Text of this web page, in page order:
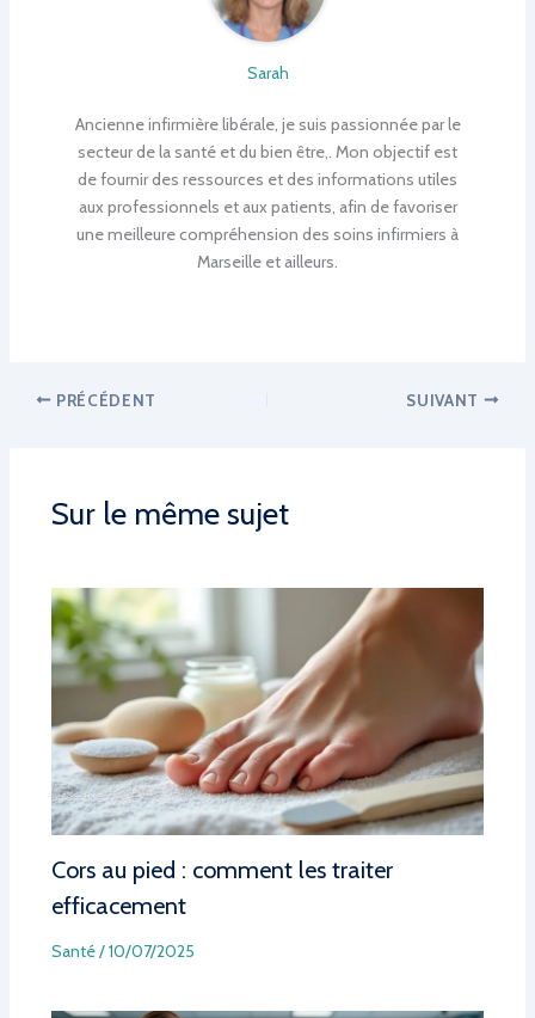
Sarah
Ancienne infirmière libérale, je suis passionnée par le
secteur de la santé et du bien être,. Mon objectif est
de fournir des ressources et des informations utiles
aux professionnels et aux patients, afin de favoriser
une meilleure compréhension des soins infirmiers à
Marseille et ailleurs.
PRÉCÉDENT SUIVANT
Sur le même sujet
Cors au pied : comment les traiter
efficacement
Santé/10/07/2025